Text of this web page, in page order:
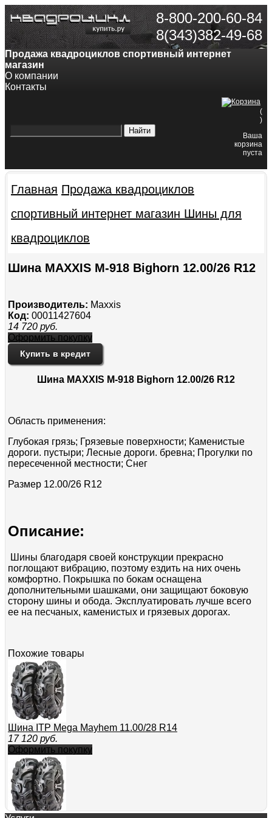
8-800-200-60-84
8(343)382-49-68
Продажа квадроциклов спортивный интернет
магазин
О компании
Контакты
(
)
Ваша
корзина
пуста
Главная Продажа квадроциклов
спортивный интернет магазин Шины для
квадроциклов
Шина MAXXIS M-918 Bighorn 12.00/26 R12
Производитель: Maxxis
Код: 00011427604
14 720 руб.
Оформить покупку
Купить в кредит
Шина MAXXIS M-918 Bighorn 12.00/26 R12
Область применения:
Глубокая грязь; Грязевые поверхности; Каменистые
дороги. пустыри; Лесные дороги. бревна; Прогулки по
пересеченной местности; Снег
Размер 12.00/26 R12
Описание:
Шины благодаря своей конструкции прекрасно
поглощают вибрацию, поэтому ездить на них очень
комфортно. Покрышка по бокам оснащена
дополнительными шашками, они защищают боковую
сторону шины и обода. Эксплуатировать лучше всего
ее на песчаных, каменистых и грязевых дорогах.
Похожие товары
Шина ITP Mega Mayhem 11.00/28 R14
17 120 руб.
Оформить покупку